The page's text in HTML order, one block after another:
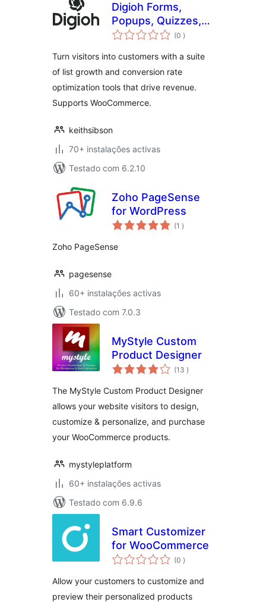
Digioh Forms,
Popups, Quizzes,
Surveys, Abandon
(0 classificações
)
Turn visitors into customers with a suite
of list growth and conversion rate
optimization tools that drive revenue.
Supports WooCommerce.
keithsibson
70+ instalações activas
Testado com 6.2.10
Zoho PageSense
for WordPress
(1 classificações
)
Zoho PageSense
pagesense
60+ instalações activas
Testado com 7.0.3
MyStyle Custom
Product Designer
(13 classificações
)
The MyStyle Custom Product Designer
allows your website visitors to design,
customize & personalize, and purchase
your WooCommerce products.
mystyleplatform
60+ instalações activas
Testado com 6.9.6
Smart Customizer
for WooCommerce
(0 classificações
)
Allow your customers to customize and
preview their personalized products